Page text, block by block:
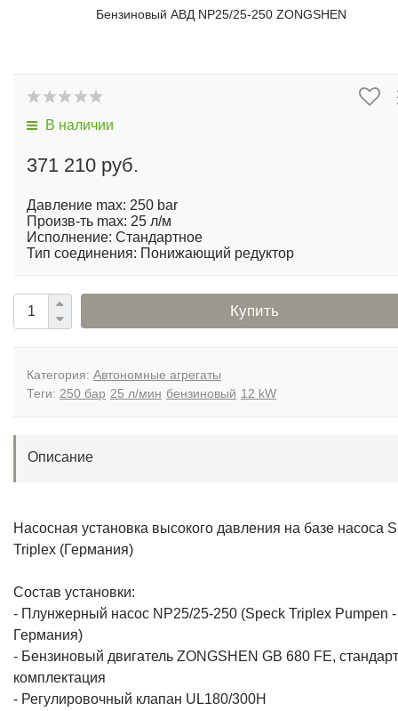
Бензиновый АВД NP25/25-250 ZONGSHEN
В наличии
371 210 руб.
Давление max: 250 bar
Произв-ть max: 25 л/м
Исполнение: Стандартное
Тип соединения: Понижающий редуктор
Купить
Категория: Автономные агрегаты
Теги: 250 бар 25 л/мин бензиновый 12 kW
Описание
Насосная установка высокого давления на базе насоса
Triplex (Германия)
Состав установки:
- Плунжерный насос NP25/25-250 (Speck Triplex Pumpen -
Германия)
- Бензиновый двигатель ZONGSHEN GB 680 FE,
комплектация
- Регулировочный клапан UL180/300H